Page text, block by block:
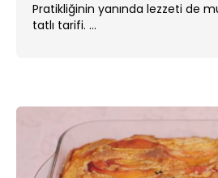
Pratikliğinin yanında lezzeti de
tatlı tarifi. ...